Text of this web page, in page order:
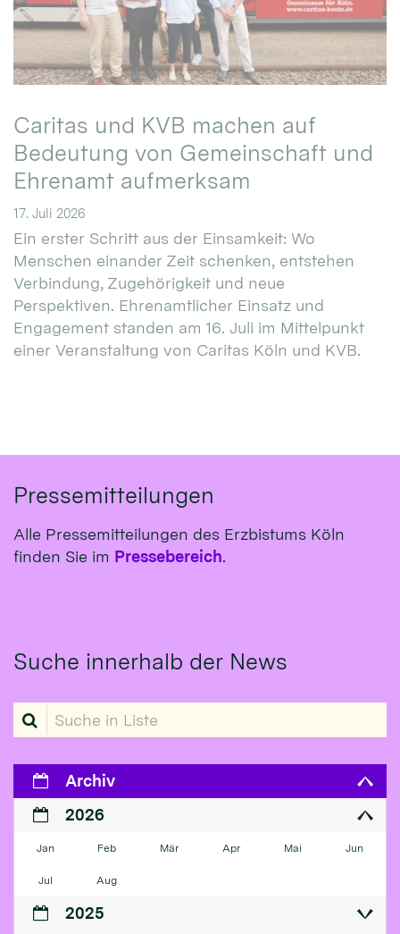
Caritas und KVB machen auf
Bedeutung von Gemeinschaft und
Ehrenamt aufmerksam
17. Juli 2026
Ein erster Schritt aus der Einsamkeit: Wo
Menschen einander Zeit schenken, entstehen
Verbindung, Zugehörigkeit und neue
Perspektiven. Ehrenamtlicher Einsatz und
Engagement standen am 16. Juli im Mittelpunkt
einer Veranstaltung von Caritas Köln und KVB.
Pressemitteilungen
Alle Pressemitteilungen des Erzbistums Köln
finden Sie im Pressebereich.
Suche innerhalb der News
Suche in Liste
Archiv
2026
Jan Feb Mär Apr Mai Jun
Jul Aug
2025